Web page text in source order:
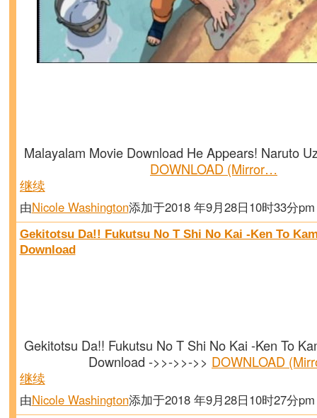
Malayalam Movie Download He Appears! Naruto
DOWNLOAD (Mirror…
继续
由Nicole Washington添加于2018 年9月28日10时33分
Gekitotsu Da!! Fukutsu No T Shi No Kai -Ken To
Download
Gekitotsu Da!! Fukutsu No T Shi No Kai -Ken To
Download ->>->>->> DOWNLOAD
继续
由Nicole Washington添加于2018 年9月28日10时27分